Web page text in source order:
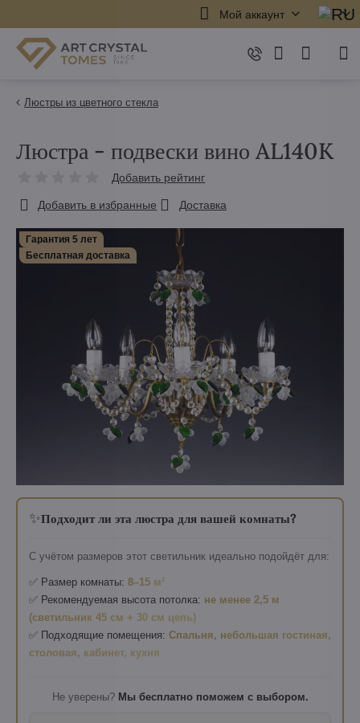
Мой аккаунт
Люстры из цветного стекла
Гарантия 5 лет
Бесплатная доставка
✨Подходит ли эта люстра для вашей комнаты?
С учётом размеров этот светильник идеально подойдёт для:
✅ Размер комнаты: 8–15 м²
✅ Рекомендуемая высота потолка: не менее 2,5 м
(светильник 45 см + 30 см цепь)
✅ Подходящие помещения: Спальня, небольшая гостиная,
столовая, кабинет, кухня
Не уверены? Мы бесплатно поможем с выбором.
Люстра - подвески вино AL140K
Добавить рейтинг
Добавить в избранные Доставка